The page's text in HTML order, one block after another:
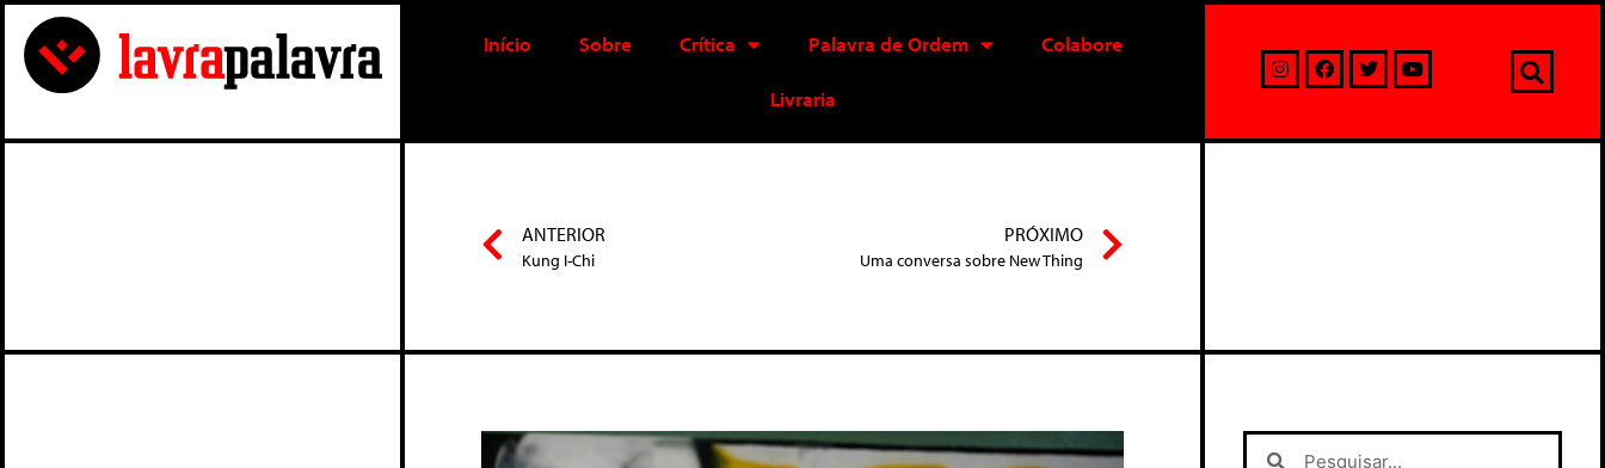
Início Sobre Crítica Palavra de Ordem Colabore
Livraria
ANTERIOR
Kung I-Chi
PRÓXIMO
Uma conversa sobre New Thing